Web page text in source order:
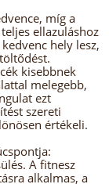
míg a
ellazuláshoz
hely lesz,
kisebbnek
melegebb,
ezt
szereti
értékeli.
A fitnesz
alkalmas, a